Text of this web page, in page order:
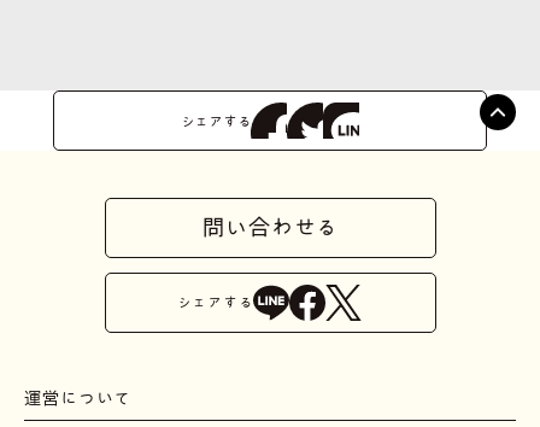
シェアする
問い合わせる
シェア する
運営について